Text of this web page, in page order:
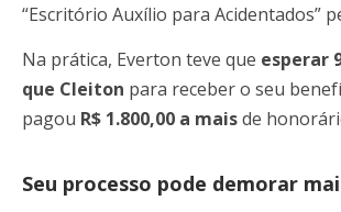
“Escritório Auxílio para Acidentados”
Na prática, Everton teve que esperar
que Cleiton para receber o seu
pagou R$ 1.800,00 a maisde
Seu processo pode demorar